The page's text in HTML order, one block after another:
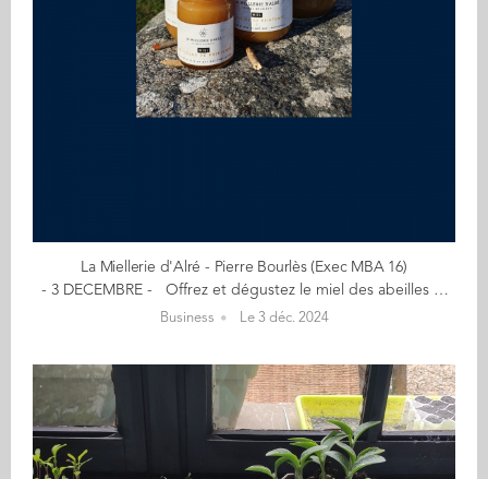
La Miellerie d'Alré - Pierre Bourlès (Exec MBA 16)
- 3 DECEMBRE - Offrez et dégustez le miel des abeilles noires - Savoureux, authentique, engagé - La production de La Miellerie d'Alré se décline simplement en une gamme de miels fins et authentiques : fleurs de printemps, fleurs d'été, fleurs de blé noir, miel à la fleur de sel... Le miel de fleurs d'été est le plus évocateur de ce petit coin de paradis, issu d'une récolte tardive qui aborde déjà les premières notes de blé noir et de bruyère. "La Miellerie d'Alré est née de la volonté de réintroduire l'abeille noire sur les côtes du Golfe du Morbihan : une démarche conservatoire et l'ambition d'une entreprise régénérative, un projet engagé qui respecte les limites de notre environnement." Le début de mon aventure… Mon diplôme d'ingénieur agro en poche, je prends un premier job éphémère de commercial sous l'aile d'un patron exceptionnel, un entrepreneur engagé qui impactera tous mes choix professionnels. Je crée rapidement ma première entreprise dans les biotechs et complète mon bagage en cours de route avec un exec-mba à Audencia. En 2022, je laisse ainsi un grand groupe pour me consacrer à un business engagé qui participe à la transformation de nos modes de production et de consommation. En savoir plus : miellerie-alre.fr Contact : pierre@miellerie-alre.fr (Re)Découvrez votre CALENDRIER DE L'AVENT ici
Business Le 3 déc. 2024